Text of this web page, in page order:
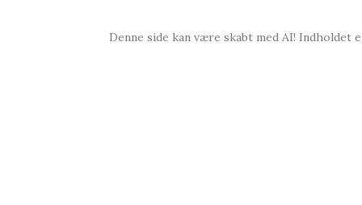
Denne side kan være skabt med AI!